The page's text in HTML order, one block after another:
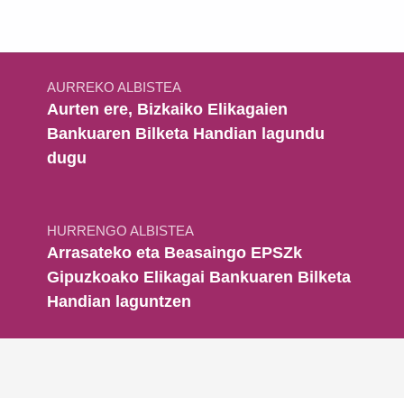
Bidalketetan zehar nabigatu
AURREKO ALBISTEA
Aurten ere, Bizkaiko Elikagaien
Bankuaren Bilketa Handian lagundu
dugu
HURRENGO ALBISTEA
Arrasateko eta Beasaingo EPSZk
Gipuzkoako Elikagai Bankuaren Bilketa
Handian laguntzen